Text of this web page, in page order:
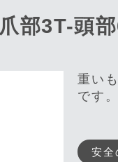
爪部3T-頭
重い
です
安全